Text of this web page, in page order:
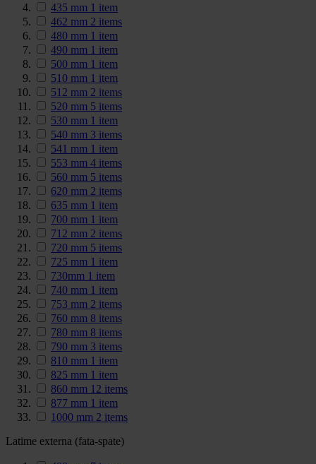
435 mm 1 item
462 mm 2 items
480 mm 1 item
490 mm 1 item
500 mm 1 item
510 mm 1 item
512 mm 2 items
520 mm 5 items
530 mm 1 item
540 mm 3 items
541 mm 1 item
553 mm 4 items
560 mm 5 items
620 mm 2 items
635 mm 1 item
700 mm 1 item
712 mm 2 items
720 mm 5 items
725 mm 1 item
730mm 1 item
740 mm 1 item
753 mm 2 items
760 mm 8 items
780 mm 8 items
790 mm 3 items
810 mm 1 item
825 mm 1 item
860 mm 12 items
877 mm 1 item
1000 mm 2 items
Latime externa (fata-spate)